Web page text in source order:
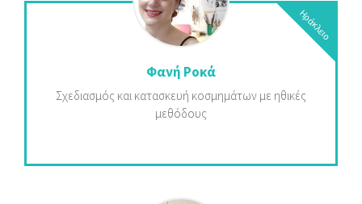
ενδυναμώσουμε κάθε άνθρωπο να αγκαλιάσει τη
φυσική του ομορφιά, προσφέροντας καινοτόμες
λύσεις για την περιποίηση της επιδερμίδας.
Δεσμευόμαστε να προσφέρουμε υψηλής
ποιότητας καλλυντικά και αντηλιακά προϊόντα, που
ενισχύουν την υγεία, τη λάμψη και την
αυτοπεποίθηση της επιδερμίδας.
Ηράκλειο
Φανή Ροκά
Σχεδιασμός και κατασκευή κοσμημάτων με ηθικές
μεθόδους